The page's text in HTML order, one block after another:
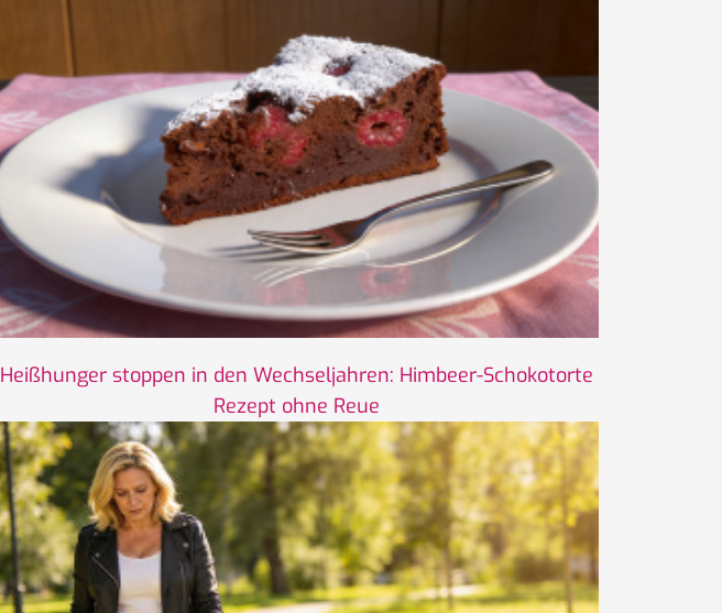
Heißhunger stoppen in den Wechseljahren: Himbeer-Schokotorte
Rezept ohne Reue